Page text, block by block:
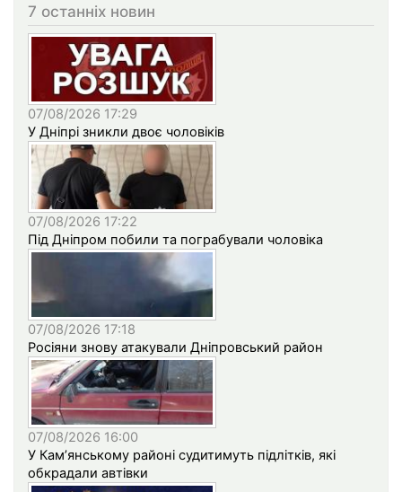
7 останніх новин
07/08/2026 17:29
У Дніпрі зникли двоє чоловіків
07/08/2026 17:22
Під Дніпром побили та пограбували чоловіка
07/08/2026 17:18
Росіяни знову атакували Дніпровський район
07/08/2026 16:00
У Кам’янському районі судитимуть підлітків, які
обкрадали автівки